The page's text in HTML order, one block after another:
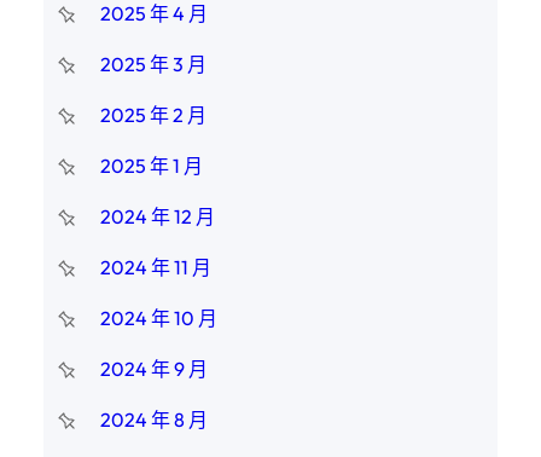
2025 年 4 月
2025 年 3 月
2025 年 2 月
2025 年 1 月
2024 年 12 月
2024 年 11 月
2024 年 10 月
2024 年 9 月
2024 年 8 月